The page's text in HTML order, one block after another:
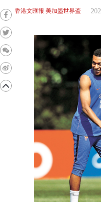
香港文匯報 美加墨世界盃